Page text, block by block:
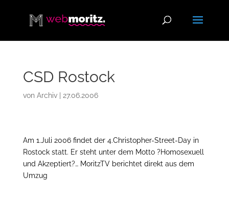
CSD Rostock
von Archiv| 27.06.2006
Am 1.Juli 2006 findet der 4.Christopher-Street-Day in
Rostock statt. Er steht unter dem Motto ?Homosexuell
und Akzeptiert?… MoritzTV berichtet direkt aus dem
Umzug